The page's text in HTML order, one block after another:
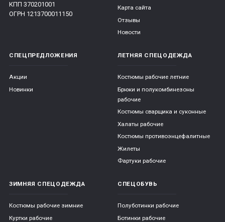
КПП 370201001
ОГРН 1213700011150
Карта сайта
Отзывы
Новости
СПЕЦПРЕДЛОЖЕНИЯ
Акции
Новинки
ЛЕТНЯЯ СПЕЦОДЕЖДА
Костюмы рабочие летние
Брюки и полукомбинезоны
рабочие
Костюмы сварщика и суконные
Халаты рабочие
Костюмы противоэнцефалитные
Жилеты
Фартуки рабочие
ЗИМНЯЯ СПЕЦОДЕЖДА
Костюмы рабочие зимние
Куртки рабочие
СПЕЦОБУВЬ
Полуботинки рабочие
Ботинки рабочие